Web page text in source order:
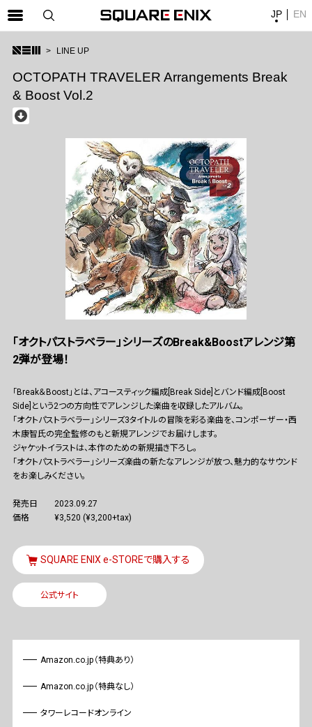
SQUARE ENIX 公式サイトメニュー
ゲーム
マガジン＆ブックス
ミュージック
会社情報 採用情報
SQUARE ENIX サイト内検索
JP EN
LINE UP
OCTOPATH TRAVELER Arrangements Break
& Boost Vol.2
「オクトパストラベラー」シリーズのBreak&Boostアレンジ第
2弾が登場！
「Break＆Boost」とは、アコースティック編成[Break Side]とバンド編成[Boost
Side]という2つの方向性でアレンジした楽曲を収録したアルバム。
「オクトパストラベラー」シリーズ3タイトルの冒険を彩る楽曲を、コンポーザー・西
木康智氏の完全監修のもと新規アレンジでお届けします。
ジャケットイラストは、本作のための新規描き下ろし。
「オクトパストラベラー」シリーズ楽曲の新たなアレンジが放つ、魅力的なサウンド
をお楽しみください。
発売日
2023.09.27
価格
¥3,520 (¥3,200+tax)
SQUARE ENIX e-STOREで購入する
公式サイト
Amazon.co.jp（特典あり）
Amazon.co.jp（特典なし）
タワーレコードオンライン